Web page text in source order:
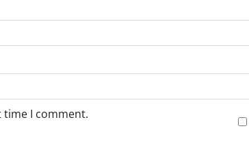
time I comment.